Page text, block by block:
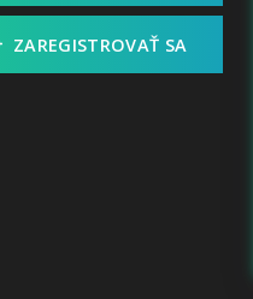
ZAREGISTROVAŤ SA